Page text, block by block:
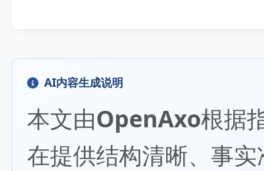
AI内容生成说明
本文由OpenAxo根据
在提供结构清晰、事